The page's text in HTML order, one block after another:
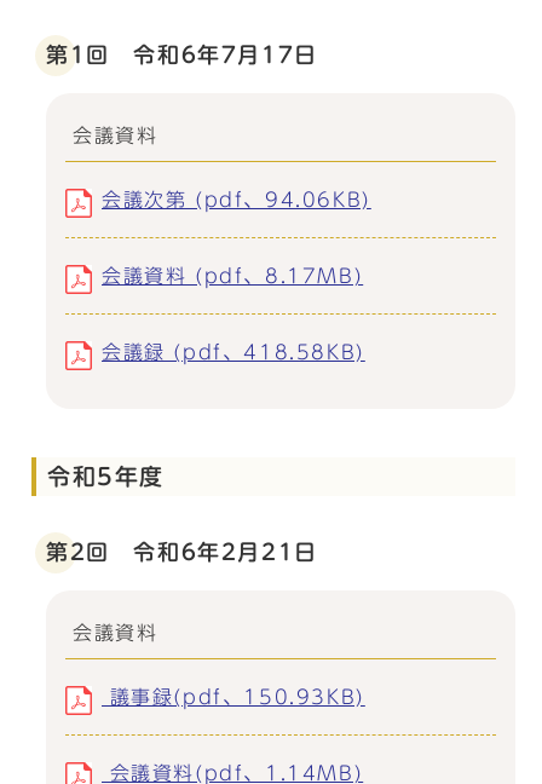
第1回 令和6年7月17日
会議資料
会議次第 (pdf、94.06KB)
会議資料 (pdf、8.17MB)
会議録 (pdf、418.58KB)
令和5年度
第2回 令和6年2月21日
会議資料
議事録(pdf、150.93KB)
会議資料(pdf、1.14MB)